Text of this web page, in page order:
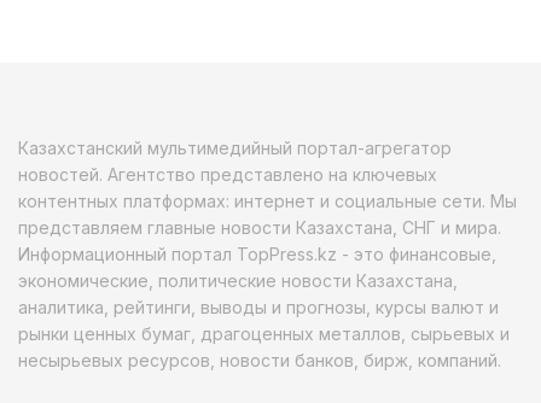
Казахстанский мультимедийный портал-агрегатор
новостей. Агентство представлено на ключевых
контентных платформах: интернет и социальные сети. Мы
представляем главные новости Казахстана, СНГ и мира.
Информационный портал TopPress.kz - это финансовые,
экономические, политические новости Казахстана,
аналитика, рейтинги, выводы и прогнозы, курсы валют и
рынки ценных бумаг, драгоценных металлов, сырьевых и
несырьевых ресурсов, новости банков, бирж, компаний.